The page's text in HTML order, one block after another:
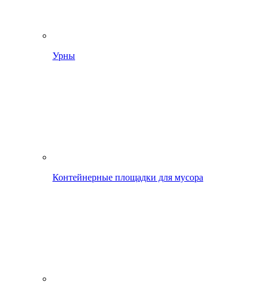
Урны
Контейнерные площадки для мусора